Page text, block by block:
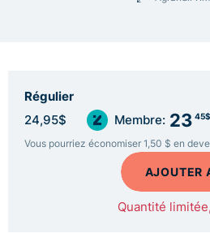
Régulier
24,95$ Membre: 23 45$
Vous pourriez économiser 1,50 $ en
AJOUTER
Quantité